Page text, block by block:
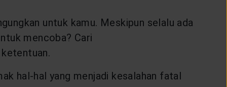
untuk kamu. Meskipun selalu ada
mencoba? Cari
hal-hal yang menjadi kesalahan fatal